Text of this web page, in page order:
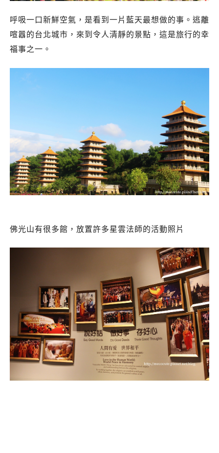
呼吸一口新鮮空氣，是看到一片藍天最想做的事。逃離
喧囂的台北城市，來到令人清靜的景點，這是旅行的幸
福事之一。
佛光山有很多館，放置許多星雲法師的活動照片